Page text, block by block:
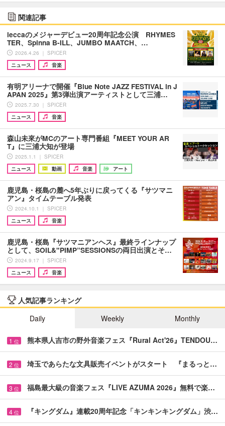
関連記事
leccaのメジャーデビュー20周年記念公演 RHYMES
TER、Spinna B-ILL、JUMBO MAATCH、…
2026.4.26 ｜ SPICER
ニュース
音楽
有明アリーナで開催『Blue Note JAZZ FESTIVAL in J
APAN 2025』第3弾出演アーティストとして三浦…
2025.7.30 ｜ SPICER
ニュース
音楽
森山未來がMCのアート専門番組『MEET YOUR AR
T』に三浦大知が登場
2025.1.1 ｜ SPICER
ニュース
動画 音楽 アート
鹿児島・桜島の麓へ5年ぶりに戻ってくる『サツマニ
アン』タイムテーブル発表
2024.10.1 ｜ SPICER
ニュース
音楽
鹿児島・桜島『サツマニアンヘス』最終ラインナップ
として、SOIL&"PIMP”SESSIONSの両日出演とそ…
2024.9.17 ｜ SPICER
ニュース
音楽
人気記事ランキング
Daily
Weekly Monthly
1 位 熊本県人吉市の野外音楽フェス『Rural Act'26』TENDOU…
2 位 埼玉であらたな文具販売イベントがスタート 『まるっと…
3 位 福島最大級の音楽フェス『LIVE AZUMA 2026』無料で楽…
4 位 『キングダム』連載20周年記念「キンキンキングダム」渋…